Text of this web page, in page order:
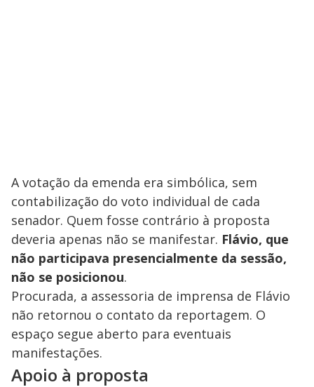
e
o
A votação da emenda era simbólica, sem
contabilização do voto individual de cada
senador. Quem fosse contrário à proposta
deveria apenas não se manifestar. Flávio, que
não participava presencialmente da sessão,
não se posicionou.
Procurada, a assessoria de imprensa de Flávio
não retornou o contato da reportagem. O
espaço segue aberto para eventuais
manifestações.
Apoio à proposta